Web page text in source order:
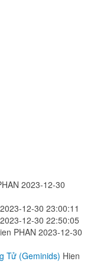
2023-12-30
2023-12-30 23:00:11
2023-12-30 22:50:05
PHAN 2023-12-30
Tử (Geminids) Hien